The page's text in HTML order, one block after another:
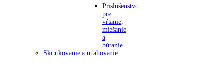
Príslušenstvo
pre
vŕtanie,
miešanie
a
búranie
Skrutkovanie a uťahovanie